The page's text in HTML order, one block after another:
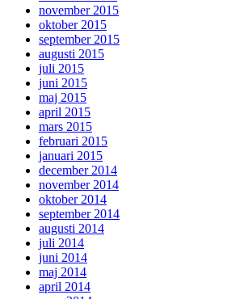
november 2015
oktober 2015
september 2015
augusti 2015
juli 2015
juni 2015
maj 2015
april 2015
mars 2015
februari 2015
januari 2015
december 2014
november 2014
oktober 2014
september 2014
augusti 2014
juli 2014
juni 2014
maj 2014
april 2014